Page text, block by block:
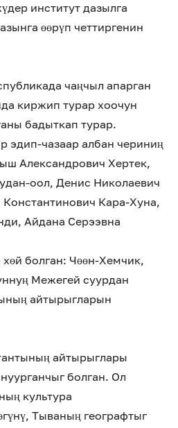
институт дазылга
өөрүп четтиргенин
чаңчыл апарган
киржип турар хоочун
бадыткап турар.
эдип-чазаар албан чериниң
Александрович Хертек,
оол, Денис Николаевич
Кара-Хуна,
Айдана Серээвна
болган: Чөөн-Хемчик,
Межегей суурдан
айтырыгларын
айтырыглары
болган. Ол
культура
Тываның географтыг